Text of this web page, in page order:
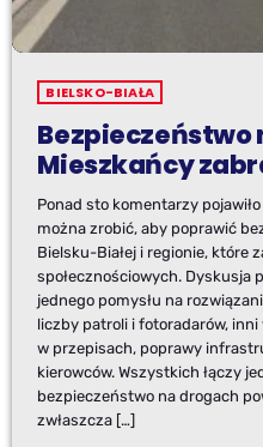
BIELSKO-BIAŁA
Bezpieczeństwo
Mieszkańcy
Ponad sto komentarzy
można zrobić, aby poprawić
Bielsku-Białej i regionie, które
społecznościowych. Dyskusja
jednego pomysłu na
liczby patroli i fotoradarów,
w przepisach, poprawy
kierowców. Wszystkich łączy
bezpieczeństwo na drogach
zwłaszcza […]